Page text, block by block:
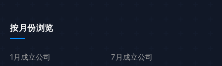
按月份浏览
1月成立公司
7月成立公司